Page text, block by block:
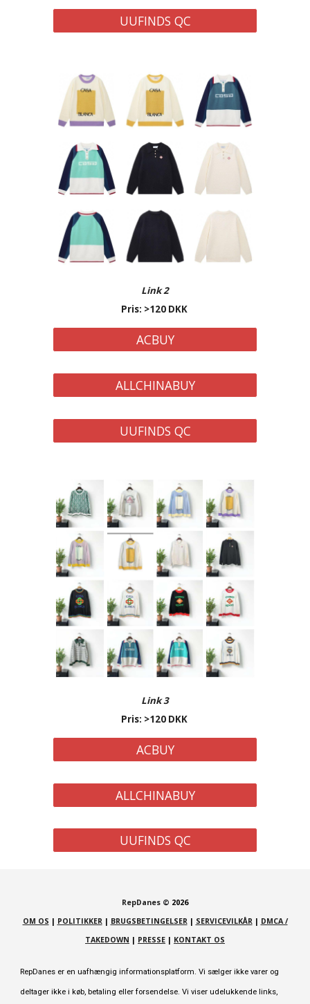
UUFINDS QC
Link 2
Pris: >120DKK
ACBUY
ALLCHINABUY
UUFINDS QC
Link3
Pris: >120 DKK
ACBUY
ALLCHINABUY
UUFINDS QC
RepDanes © 2026
OM OS | POLITIKKER| BRUGSBETINGELSER| SERVICEVILKÅR| DMCA /
TAKEDOWN | PRESSE | KONTAKT OS
RepDanes er en uafhængig informationsplatform. Vi sælger ikke varer og
deltager ikke i køb, betaling eller forsendelse. Vi viser udelukkende links,